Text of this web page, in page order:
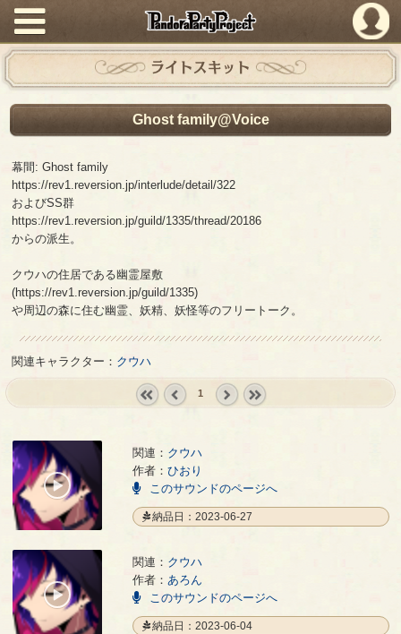
PandoraPartyProject
ライトスキット
Ghost family@Voice
幕間: Ghost family
https://rev1.reversion.jp/interlude/detail/322
およびSS群
https://rev1.reversion.jp/guild/1335/thread/20186
からの派生。
クウハの住居である幽霊屋敷
(https://rev1.reversion.jp/guild/1335)
や周辺の森に住む幽霊、妖精、妖怪等のフリートーク。
関連キャラクター： クウハ
1
Ghost family@Voice - ひおり
00:00
関連： クウハ
作者： ひおり
このサウンドのページへ
納品日：2023-06-27
Ghost family@Voice - あろん
00:00
関連： クウハ
作者： あろん
このサウンドのページへ
納品日：2023-06-04